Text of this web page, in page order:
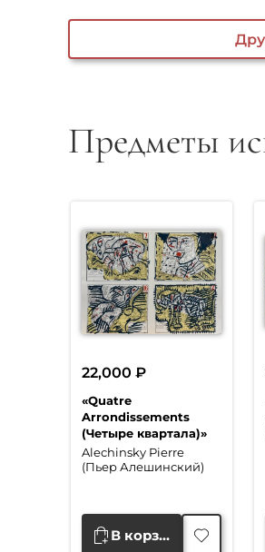
Предметы
«Quatre
Arrondissements
(Четыре квартала)»
Alechinsky Pierre
(Пьер Алешинский)
22,000₽
В корзину